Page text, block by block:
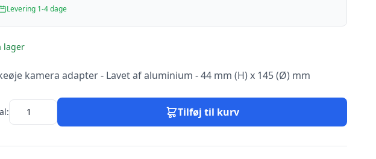
Levering 1-4 dage
lager
kamera adapter - Lavet af aluminium - 44 mm (H) x 145 (Ø) mm
Tilføj til kurv